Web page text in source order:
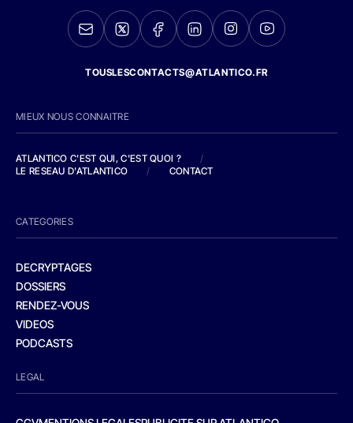
TOUSLESCONTACTS@ATLANTICO.FR
MIEUX NOUS CONNAITRE
ATLANTICO C'EST QUI, C'EST QUOI ?
/
LE RESEAU D'ATLANTICO
/ CONTACT
CATEGORIES
DECRYPTAGES
DOSSIERS
RENDEZ-VOUS
VIDEOS
PODCASTS
LEGAL